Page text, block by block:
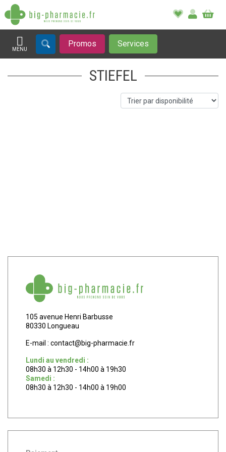
MENU
Afficher la navigation
Promos Services
STIEFEL
105 avenue Henri Barbusse
80330 Longueau
E-mail : contact@big-pharmacie.fr
Lundi au vendredi :
08h30 à 12h30 - 14h00 à 19h30
Samedi :
08h30 à 12h30 - 14h00 à 19h00